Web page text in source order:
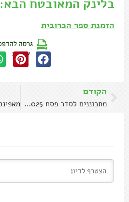
בלינק המאובטח הבא:
הזמנת ספר הכרובית
שתפו:
הקודם
מתכוננים לסדר פסח 2025 במוצאי שבת